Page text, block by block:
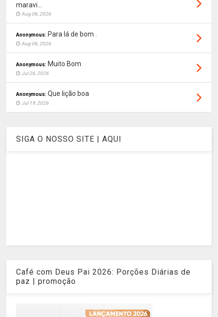
maravi...
Aug 06, 2026
Anonymous: Para lá de bom .
Aug 06, 2026
Anonymous: Muito Bom
Jul 26, 2026
Anonymous: Que lição boa
Jul 19, 2026
SIGA O NOSSO SITE | AQUI
Café com Deus Pai 2026: Porções Diárias de
paz | promoção